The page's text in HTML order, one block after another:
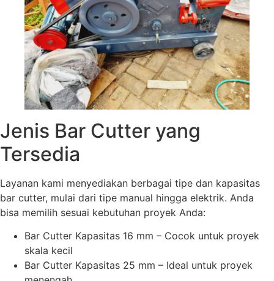
Jenis Bar Cutter yang
Tersedia
Layanan kami menyediakan berbagai tipe dan kapasitas
bar cutter, mulai dari tipe manual hingga elektrik. Anda
bisa memilih sesuai kebutuhan proyek Anda:
Bar Cutter Kapasitas 16 mm – Cocok untuk proyek
skala kecil
Bar Cutter Kapasitas 25 mm – Ideal untuk proyek